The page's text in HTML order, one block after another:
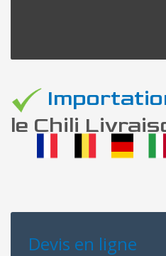
le Chili
Devis en ligne